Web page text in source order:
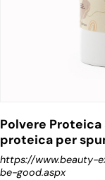
Polvere Proteica
proteica per
https://www.beauty-
be-good.aspx